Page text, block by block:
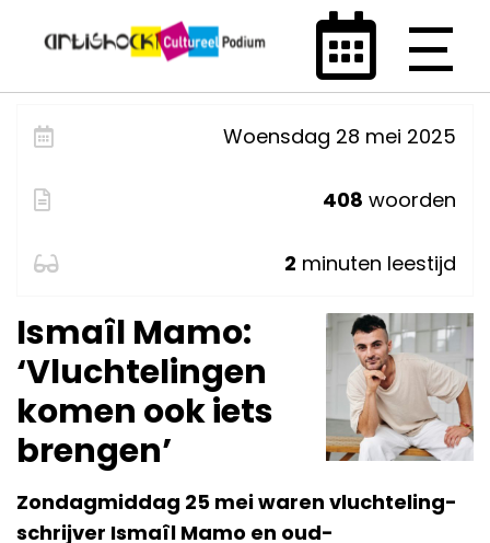
Woensdag 28 mei 2025
408 woorden
2 minuten leestijd
Ismaîl Mamo:
‘Vluchtelingen
komen ook iets
brengen’
Zondagmiddag 25 mei waren vluchteling-
schrijver Ismaîl Mamo en oud-